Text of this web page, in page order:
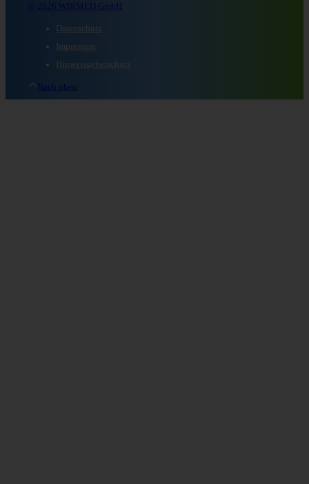
© 2026 WIRMED GmbH
Datenschutz
Impressum
Hinweisgeberschutz
Nach oben